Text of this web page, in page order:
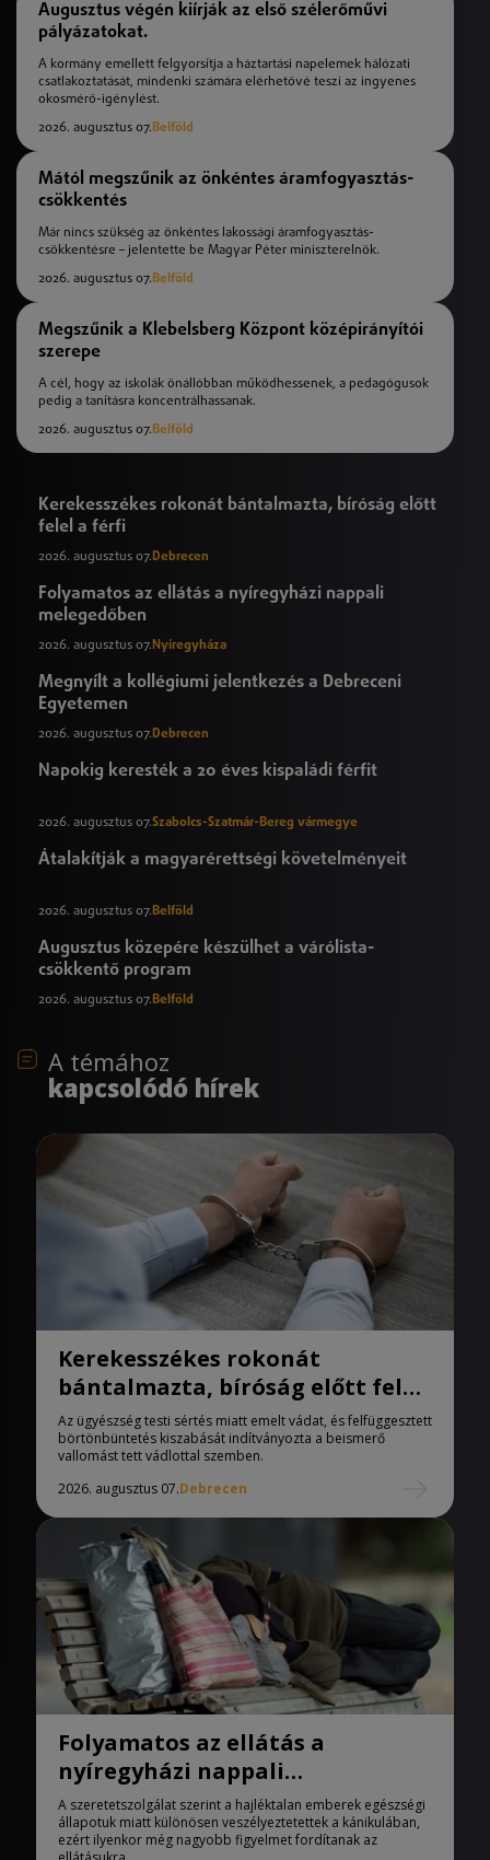
Augusztus végén kiírják az első szélerőművi
pályázatokat.
A kormány emellett felgyorsítja a háztartási napelemek hálózati
csatlakoztatását, mindenki számára elérhetővé teszi az ingyenes
okosmérő-igénylést.
2026. augusztus 07.Belföld
Mától megszűnik az önkéntes áramfogyasztás-
csökkentés
Már nincs szükség az önkéntes lakossági áramfogyasztás-
csökkentésre – jelentette be Magyar Péter miniszterelnök.
2026. augusztus 07.Belföld
Megszűnik a Klebelsberg Központ középirányítói
szerepe
A cél, hogy az iskolák önállóbban működhessenek, a pedagógusok
pedig a tanításra koncentrálhassanak.
2026. augusztus 07.Belföld
Kerekesszékes rokonát bántalmazta, bíróság előtt
felel a férfi
2026. augusztus 07.Debrecen
Folyamatos az ellátás a nyíregyházi nappali
melegedőben
2026. augusztus 07. Nyíregyháza
Megnyílt a kollégiumi jelentkezés a Debreceni
Egyetemen
2026. augusztus 07.Debrecen
Napokig keresték a 20 éves kispaládi férfit
2026. augusztus 07.Szabolcs-Szatmár-Bereg vármegye
Átalakítják a magyarérettségi követelményeit
2026. augusztus 07.Belföld
Augusztus közepére készülhet a várólista-
csökkentő program
2026. augusztus 07.Belföld
A témához
kapcsolódó hírek
Kerekesszékes rokonát
bántalmazta, bíróság előtt felel
a férfi
Az ügyészség testi sértés miatt emelt vádat, és felfüggesztett
börtönbüntetés kiszabását indítványozta a beismerő
vallomást tett vádlottal szemben.
2026. augusztus 07.Debrecen
Folyamatos az ellátás a
nyíregyházi nappali
melegedőben
A szeretetszolgálat szerint a hajléktalan emberek egészségi
állapotuk miatt különösen veszélyeztetettek a kánikulában,
ezért ilyenkor még nagyobb figyelmet fordítanak az